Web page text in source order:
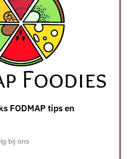
FODMAP tips en
bij ons